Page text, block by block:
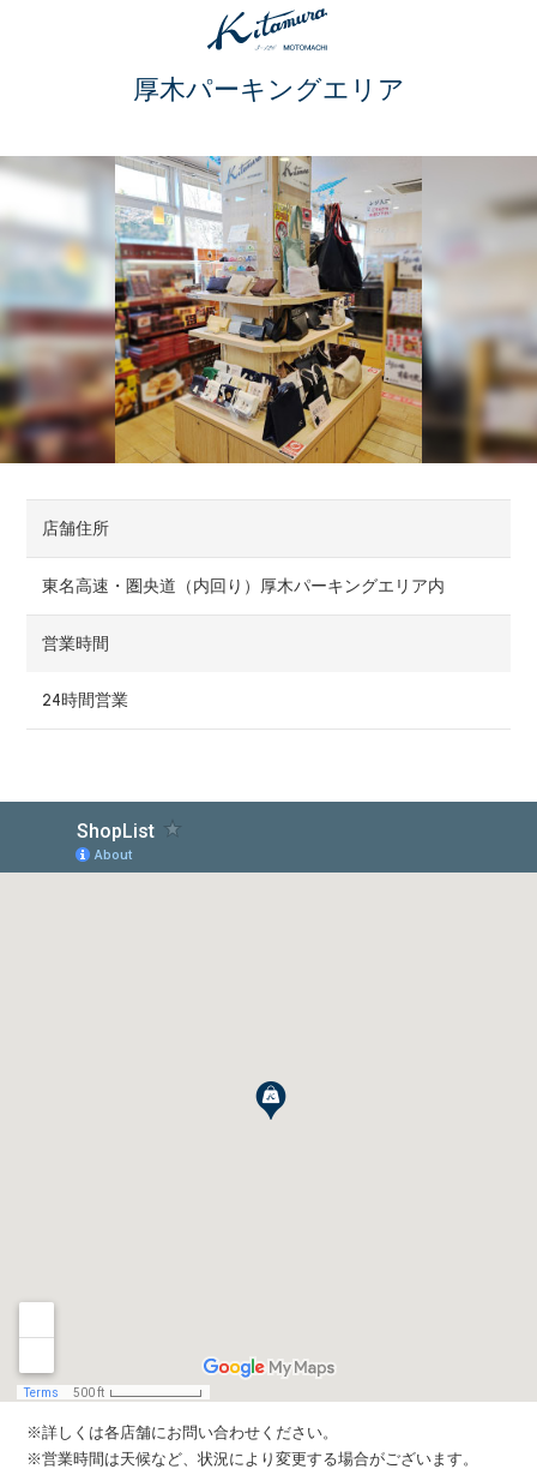
厚木パーキングエリア
店舗住所
東名高速・圏央道（内回り）厚木パーキングエリア内
営業時間
24時間営業
※詳しくは各店舗にお問い合わせください。
※営業時間は天候など、状況により変更する場合がございます。